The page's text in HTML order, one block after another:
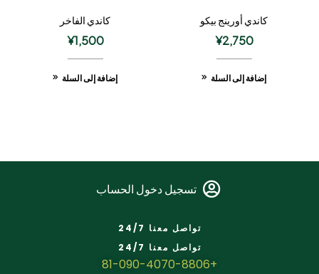
كاندي أورينج بيكو
¥2,750
إضافة إلى السلة
كاندي الفاخر
¥1,500
إضافة إلى السلة
تسجيل دخول الحساب
تواصل معنا 24/7
تواصل معنا 24/7
+81-090-4070-8806